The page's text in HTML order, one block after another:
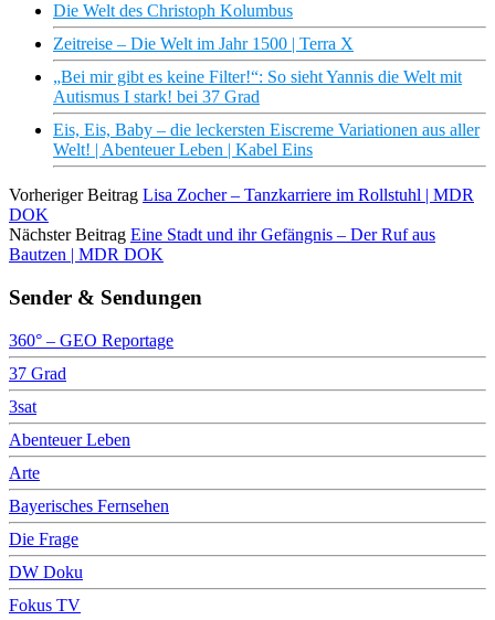
Die Welt des Christoph Kolumbus
Zeitreise – Die Welt im Jahr 1500 | Terra X
„Bei mir gibt es keine Filter!“: So sieht Yannis die Welt mit
Autismus I stark! bei 37 Grad
Eis, Eis, Baby – die leckersten Eiscreme Variationen aus aller
Welt! | Abenteuer Leben | Kabel Eins
Vorheriger Beitrag Lisa Zocher – Tanzkarriere im Rollstuhl | MDR
DOK
Nächster Beitrag Eine Stadt und ihr Gefängnis – Der Ruf aus
Bautzen | MDR DOK
Sender & Sendungen
360° – GEO Reportage
37 Grad
3sat
Abenteuer Leben
Arte
Bayerisches Fernsehen
Die Frage
DW Doku
Fokus TV